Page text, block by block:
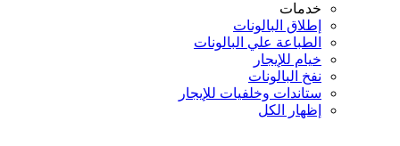
خدمات
إطلاق البالونات
الطباعة علي البالونات
خيام للإيجار
نفخ البالونات
ستاندات وخلفيات للإيجار
إظهار الكل